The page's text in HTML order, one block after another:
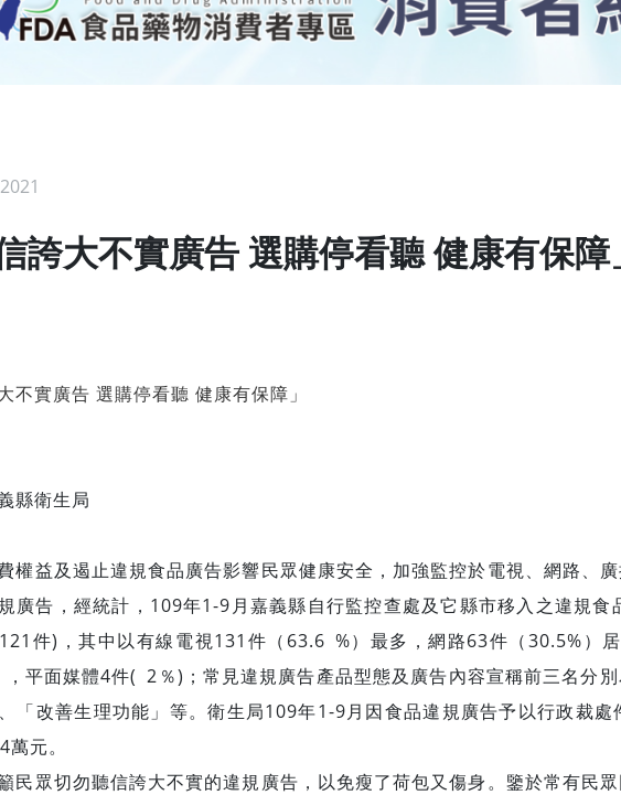
信誇大不實廣告 選購停看聽 健康有保障
不實廣告 選購停看聽 健康有保障」
縣衛生局
權益及遏止違規食品廣告影響民眾健康安全，加強監控於電視、網路、
廣告，經統計，109年1-9月嘉義縣自行監控查處及它縣市移入之違規
件)，其中以有線電視131件（63.6 %）最多，網路63件（30.5%）
，平面媒體4件( 2％)；常見違規廣告產品型態及廣告內容宣稱前三名分
「改善生理功能」等。衛生局109年1-9月因食品違規廣告予以行政裁
元。
民眾切勿聽信誇大不實的違規廣告，以免瘦了荷包又傷身。鑒於常有民